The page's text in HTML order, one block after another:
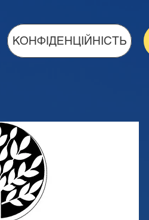
КОНФІДЕНЦІЙНІСТЬ